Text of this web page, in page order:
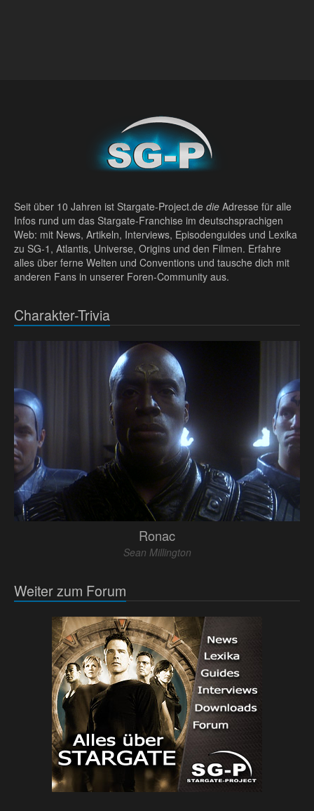
Seit über 10 Jahren ist Stargate-Project.de die Adresse für alle
Infos rund um das Stargate-Franchise im deutschsprachigen
Web: mit News, Artikeln, Interviews, Episodenguides und Lexika
zu SG-1, Atlantis, Universe, Origins und den Filmen. Erfahre
alles über ferne Welten und Conventions und tausche dich mit
anderen Fans in unserer Foren-Community aus.
Charakter-Trivia
Ronac
Sean Millington
Weiter zum Forum